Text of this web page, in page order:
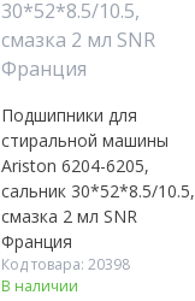
Подшипники для
стиральной машины
Ariston 6204-6205,
сальник 30*52*8.5/10.5,
смазка 2 мл SNR
Франция
Код товара: 20398
В наличии